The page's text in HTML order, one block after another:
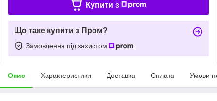
Купити з
Що таке купити з Пром?
Замовлення під захистом
Опис Характеристики Доставка Оплата Умови